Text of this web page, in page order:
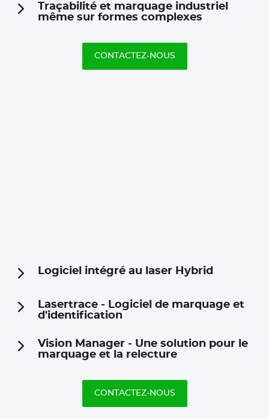
Traçabilité et marquage industriel
même sur formes complexes
CONTACTEZ-NOUS
Logiciel intégré au laser Hybrid
Lasertrace - Logiciel de marquage et
d'identification
Vision Manager - Une solution pour le
marquage et la relecture
CONTACTEZ-NOUS